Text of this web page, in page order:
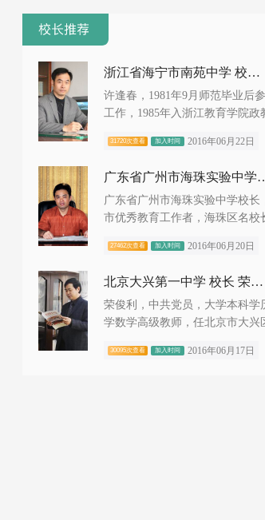
浙江省海宁市南苑中学 校长 许逢春
许逢春，1981年9月师范毕业后
工作，1985年入浙江教育学院政
31720次查看 加入时间 2016年06月22日
广东省广州市海珠
广东省广州市海珠实验中学校长
市优秀教育工作者，海珠区名校
27462次查看 加入时间 2016年06月20日
北京大兴第一中学 校长 荣俊利
荣俊利，中共党员，大学本科学
学数学高级教师，任北京市大兴
30095次查看 加入时间 2016年06月17日